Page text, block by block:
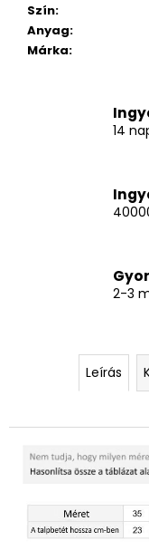
Szín:
Anyag:
Márka:
14
2-3
Leírás